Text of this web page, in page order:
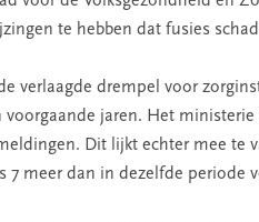
te hebben dat fusies
verlaagde drempel voor
voorgaande jaren. Het
Dit lijkt echter mee te
7 meer dan in dezelfde periode